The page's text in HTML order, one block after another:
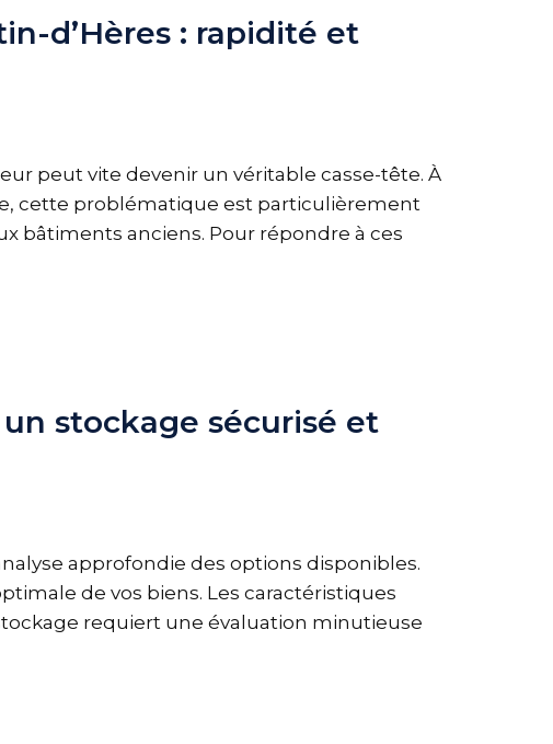
d’Hères : rapidité et
peut vite devenir un véritable casse-tête. À
cette problématique est particulièrement
bâtiments anciens. Pour répondre à ces
stockage sécurisé et
approfondie des options disponibles.
de vos biens. Les caractéristiques
requiert une évaluation minutieuse